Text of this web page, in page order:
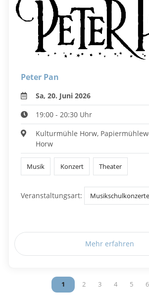
Peter Pan
Sa, 20. Juni 2026
19:00 - 20:30 Uhr
Kulturmühle Horw,
Horw
Musik Konzert Theater
Veranstaltungsart: Musikschulkonzerte
Mehr erfahren
Vous êtes sur la page
1 Vous êtes sur la page
2 Vous êtes sur la
3 Vous êtes
4 Vous
5 6